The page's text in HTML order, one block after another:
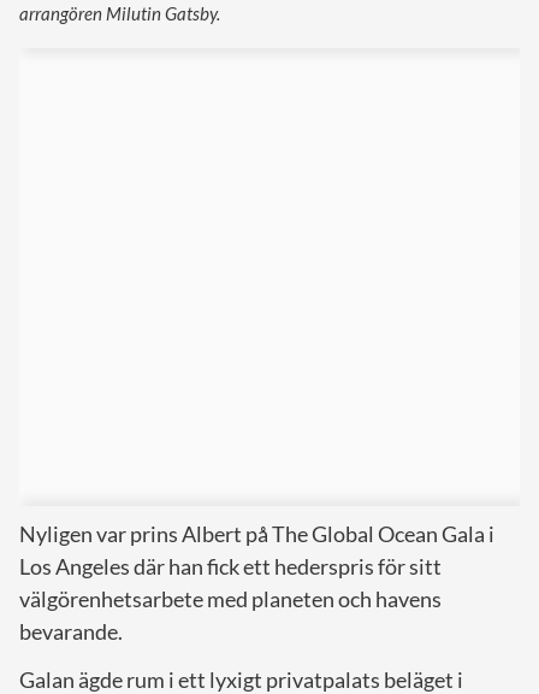
arrangören Milutin Gatsby.
Nyligen var prins Albert på The Global Ocean Gala i
Los Angeles där han fick ett hederspris för sitt
välgörenhetsarbete med planeten och havens
bevarande.
Galan ägde rum i ett lyxigt privatpalats beläget i